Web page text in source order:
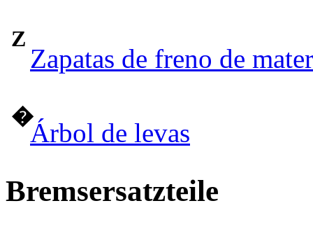
Z
Zapatas de freno de
�
Árbol de levas
Bremsersatzteile